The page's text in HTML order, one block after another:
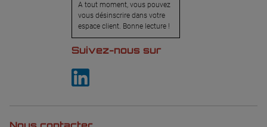
A tout moment, vous pouvez
vous désinscrire dans votre
espace client. Bonne lecture !
Suivez-nous sur